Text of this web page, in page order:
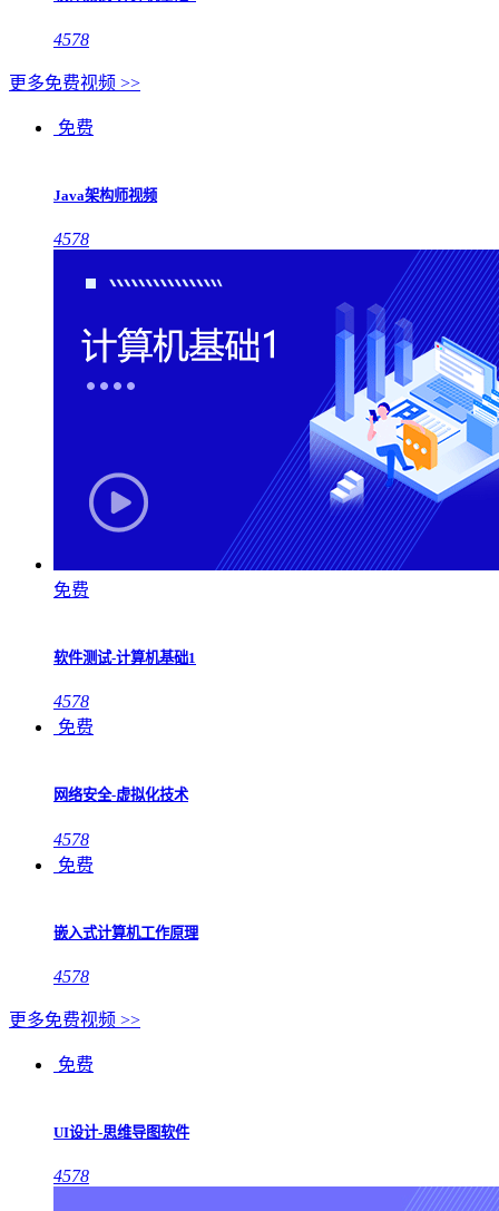
4578
更多免费视频 >>
免费
Java架构师视频
4578
免费
软件测试-计算机基础1
4578
免费
网络安全-虚拟化技术
4578
免费
嵌入式计算机工作原理
4578
更多免费视频 >>
免费
UI设计-思维导图软件
4578